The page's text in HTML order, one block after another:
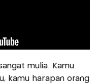
mulia. Kamu
kamu harapan orang